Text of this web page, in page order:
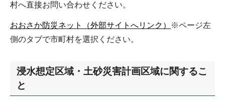
村へ直接お問い合わせください。
おおさか防災ネット（外部サイトへリンク）
※ページ左
側のタブで市町村を選択ください。
浸水想定区域・土砂災害計画区域に関するこ
と